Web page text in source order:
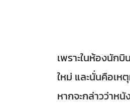
เพราะในห้องนัก
ใหม่ และนั่นคือเ
หากจะกล่าวว่าห